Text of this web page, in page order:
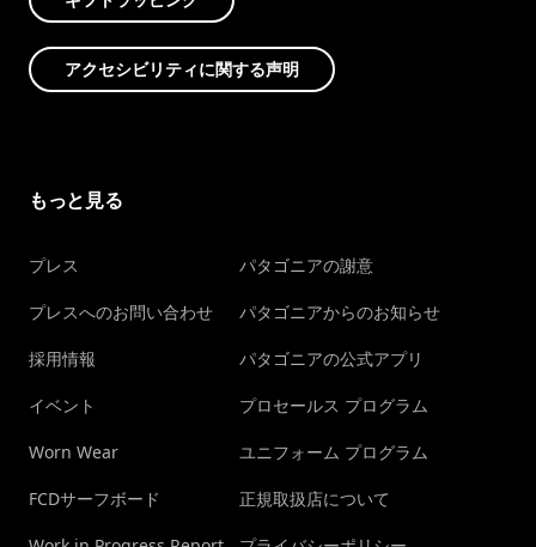
アクセシビリティに関する声明
もっと見る
プレス
プレスへのお問い合わせ
採用情報
イベント
Worn Wear
FCDサーフボード
パタゴニアの謝意
パタゴニアからのお知らせ
パタゴニアの公式アプリ
プロセールス プログラム
ユニフォーム プログラム
正規取扱店について